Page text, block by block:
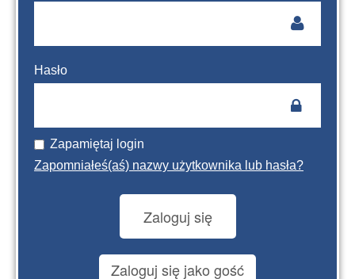
Hasło
Zapamiętaj login
Zapomniałeś(aś) nazwy użytkownika lub hasła?